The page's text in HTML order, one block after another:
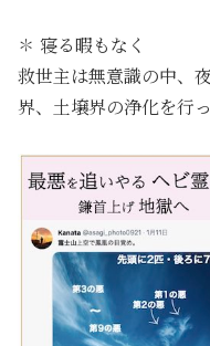
✽ 寝る暇もなく
救世主は無意識の中、
界、土壌界の浄化を行っ